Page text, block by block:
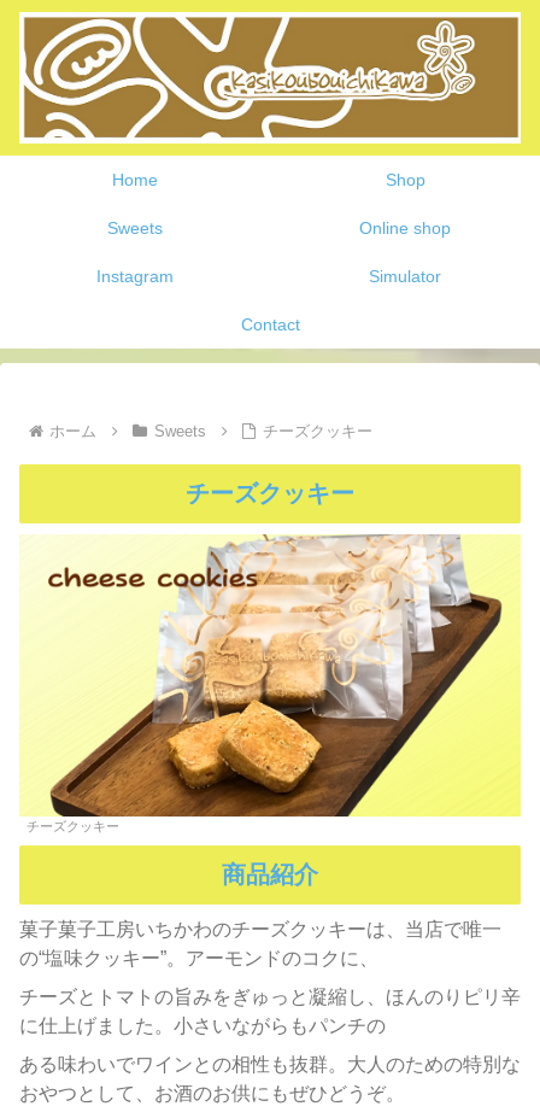
Home Shop
Sweets Online shop
Instagram Simulator
Contact
ホーム Sweets チーズクッキー
チーズクッキー
チーズクッキー
商品紹介
菓子菓子工房いちかわのチーズクッキーは、当店で唯一
の“塩味クッキー”。アーモンドのコクに、
チーズとトマトの旨みをぎゅっと凝縮し、ほんのりピリ辛
に仕上げました。小さいながらもパンチの
ある味わいでワインとの相性も抜群。大人のための特別な
おやつとして、お酒のお供にもぜひどうぞ。